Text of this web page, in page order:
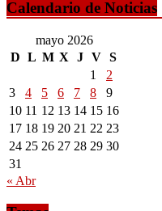
Calendario de Noticias
mayo 2026
D L M X J V S
1
2
3
4 5 6 7 8
9
10 11 12 13 14 15 16
17 18 19 20 21 22 23
24 25 26 27 28 29 30
31
« Abr